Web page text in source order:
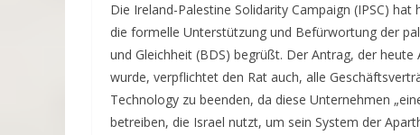
Die Ireland-Palestine Solidarity Campaign (IPSC)
die formelle Unterstützung und Befürwortung der
und Gleichheit (BDS) begrüßt. Der Antrag, der
wurde, verpflichtet den Rat auch, alle
Technology zu beenden, da diese Unternehmen
betreiben, die Israel nutzt, um sein System der